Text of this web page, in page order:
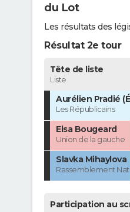
du Lot
Les résultats des
Résultat 2e tour
Tête de liste
Liste
Aurélien Pradié
Les Républicains
Elsa Bougeard
Union de la gauche
Slavka Mihaylova
Rassemblement
Participation au